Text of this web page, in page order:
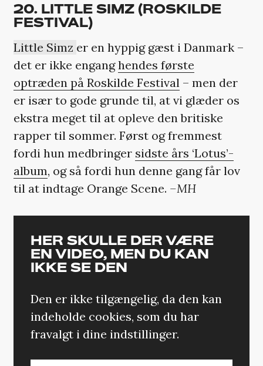
20. LITTLE SIMZ (ROSKILDE
FESTIVAL)
Little Simz er en hyppig gæst i Danmark –
det er ikke enganghendes første
optræden på Roskilde Festival – men der
er især to gode grunde til, at vi glæder os
ekstra meget til at opleve den britiske
rapper til sommer. Først og fremmest
fordi hun medbringer sidste års ‘Lotus’-
album, og så fordi hun denne gang får lov
til at indtage Orange Scene. –MH
HER SKULLE DER VÆRE
EN VIDEO, MEN DU KAN
IKKE SE DEN
Den er ikke tilgængelig, da den kan
indeholde cookies, som du har
fravalgt i dine indstillinger.